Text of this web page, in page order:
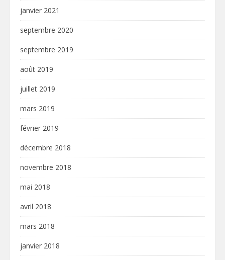
janvier 2021
septembre 2020
septembre 2019
août 2019
juillet 2019
mars 2019
février 2019
décembre 2018
novembre 2018
mai 2018
avril 2018
mars 2018
janvier 2018